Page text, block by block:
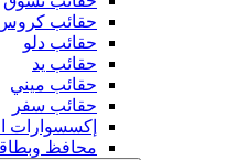
حقائب
حقائب دلو
حقائب يد
حقائب ميني
حقائب سفر
إكسسوارات
محافظ